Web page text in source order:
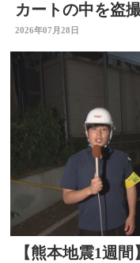
カートの中を
大分
2026年07月28日
【熊本地震1週